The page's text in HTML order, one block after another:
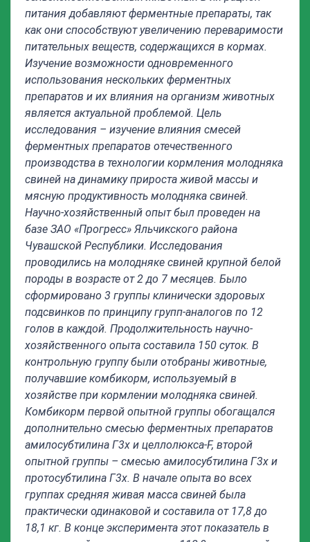
питания добавляют ферментные препараты, так
как они способствуют увеличению переваримости
питательных веществ, содержащихся в кормах.
Изучение возможности одновременного
использования нескольких ферментных
препаратов и их влияния на организм животных
является актуальной проблемой. Цель
исследования – изучение влияния смесей
ферментных препаратов отечественного
производства в технологии кормления молодняка
свиней на динамику прироста живой массы и
мясную продуктивность молодняка свиней.
Научно-хозяйственный опыт был проведен на
базе ЗАО «Прогресс» Яльчикского района
Чувашской Республики. Исследования
проводились на молодняке свиней крупной белой
породы в возрасте от 2 до 7 месяцев. Было
сформировано 3 группы клинически здоровых
подсвинков по принципу групп-аналогов по 12
голов в каждой. Продолжительность научно-
хозяйственного опыта составила 150 суток. В
контрольную группу были отобраны животные,
получавшие комбикорм, используемый в
хозяйстве при кормлении молодняка свиней.
Комбикорм первой опытной группы обогащался
дополнительно смесью ферментных препаратов
амилосубтилина Г3х и целлолюкса-F, второй
опытной группы – смесью амилосубтилина Г3х и
протосубтилина Г3х. В начале опыта во всех
группах средняя живая масса свиней была
практически одинаковой и составила от 17,8 до
18,1 кг. В конце эксперимента этот показатель в